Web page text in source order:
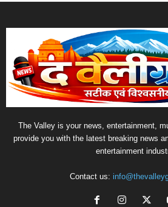
The Valley is your news, entertainment,
provide you with the latest breaking news
entertainment
Contact us: